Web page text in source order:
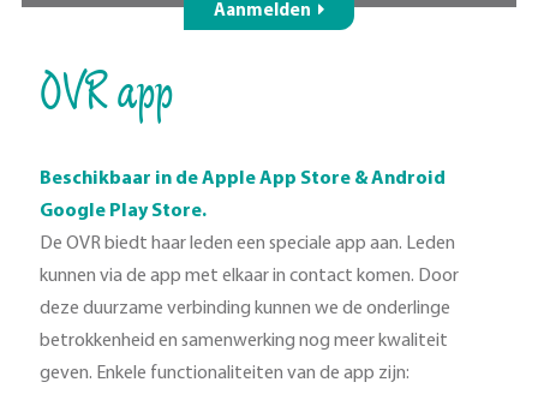
Aanmelden
OVR app
Beschikbaar in de Apple App Store & Android
Google Play Store.
De OVR biedt haar leden een speciale app aan. Leden
kunnen via de app met elkaar in contact komen. Door
deze duurzame verbinding kunnen we de onderlinge
betrokkenheid en samenwerking nog meer kwaliteit
geven. Enkele functionaliteiten van de app zijn: